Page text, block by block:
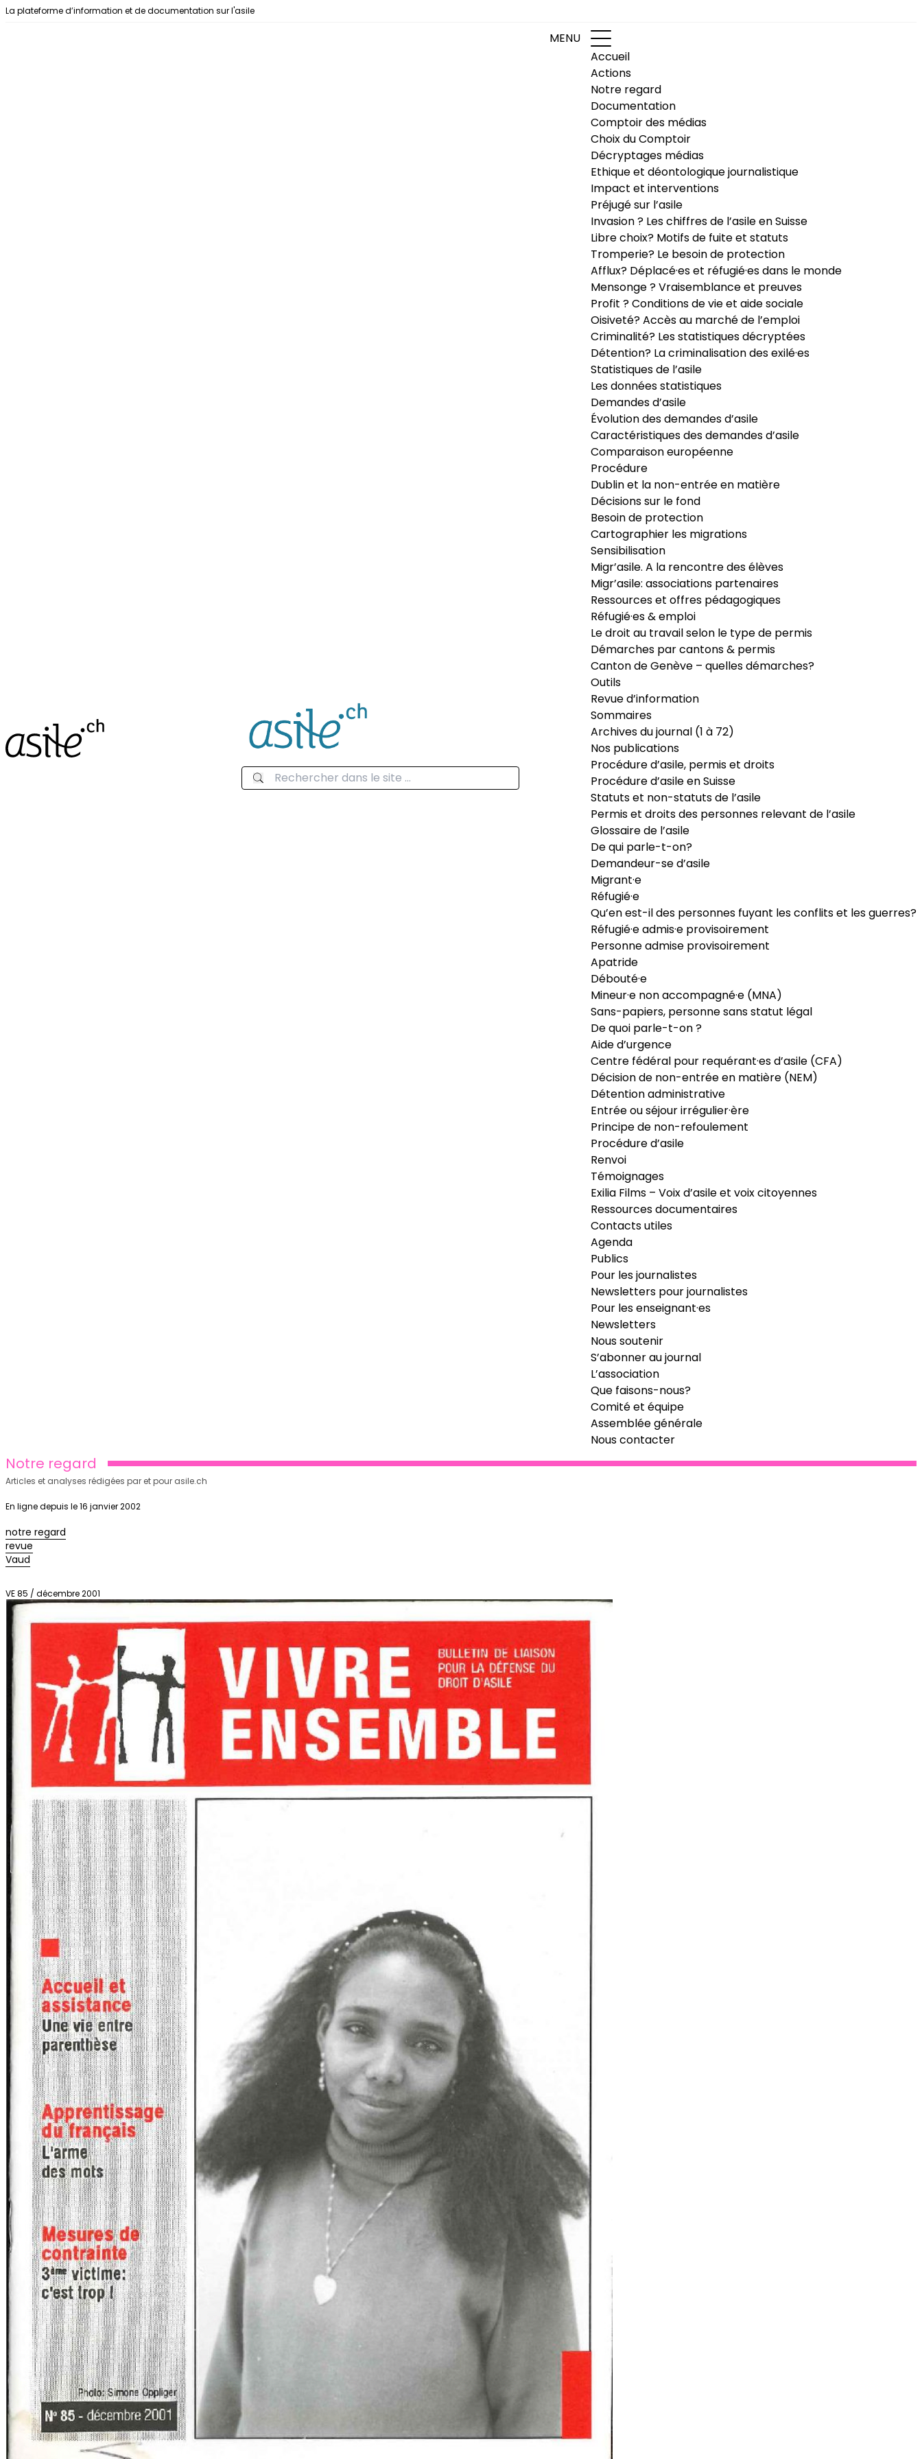
Aller au contenu
La plateforme d’information et de documentation sur l'asile
MENU
Accueil
Actions
Notre regard
Documentation
Comptoir des médias
Choix du Comptoir
Décryptages médias
Ethique et déontologique journalistique
Impact et interventions
Préjugé sur l’asile
Invasion ? Les chiffres de l’asile en Suisse
Libre choix? Motifs de fuite et statuts
Tromperie? Le besoin de protection
Afflux? Déplacé·es et réfugié·es dans le monde
Mensonge ? Vraisemblance et preuves
Profit ? Conditions de vie et aide sociale
Oisiveté? Accès au marché de l’emploi
Criminalité? Les statistiques décryptées
Détention? La criminalisation des exilé·es
Statistiques de l’asile
Les données statistiques
Demandes d’asile
Évolution des demandes d’asile
Caractéristiques des demandes d’asile
Comparaison européenne
Procédure
Dublin et la non-entrée en matière
Décisions sur le fond
Besoin de protection
Cartographier les migrations
Sensibilisation
Migr’asile. A la rencontre des élèves
Migr’asile: associations partenaires
Ressources et offres pédagogiques
Réfugié·es & emploi
Le droit au travail selon le type de permis
Démarches par cantons & permis
Canton de Genève – quelles démarches?
Outils
Revue d’information
Sommaires
Archives du journal (1 à 72)
Nos publications
Procédure d’asile, permis et droits
Procédure d’asile en Suisse
Statuts et non-statuts de l’asile
Permis et droits des personnes relevant de l’asile
Glossaire de l’asile
De qui parle-t-on?
Demandeur-se d’asile
Migrant·e
Réfugié·e
Qu’en est-il des personnes fuyant les conflits et les guerres?
Réfugié·e admis·e provisoirement
Personne admise provisoirement
Apatride
Débouté·e
Mineur·e non accompagné·e (MNA)
Sans-papiers, personne sans statut légal
De quoi parle-t-on ?
Aide d’urgence
Centre fédéral pour requérant·es d’asile (CFA)
Décision de non-entrée en matière (NEM)
Détention administrative
Entrée ou séjour irrégulier·ère
Principe de non-refoulement
Procédure d’asile
Renvoi
Témoignages
Exilia Films – Voix d’asile et voix citoyennes
Ressources documentaires
Contacts utiles
Agenda
Publics
Pour les journalistes
Newsletters pour journalistes
Pour les enseignant·es
Newsletters
Nous soutenir
S’abonner au journal
L’association
Que faisons-nous?
Comité et équipe
Assemblée générale
Nous contacter
Notre regard
Articles et analyses rédigées par et pour asile.ch
En ligne depuis le 16 janvier 2002
notre regard
revue
Vaud
VE 85 / décembre 2001